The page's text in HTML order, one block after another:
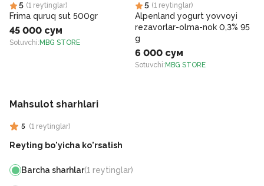
5 (1 reytinglar)
Frima quruq sut 500gr
45 000 сум
Sotuvchi: MBG STORE
5 (1 reytinglar)
Alpenland yogurt yovvoyi
rezavorlar-olma-nok 0,3% 95
g
6 000 сум
Sotuvchi: MBG STORE
Mahsulot sharhlari
5 (1 reytinglar)
Reyting bo'yicha ko'rsatish
Barcha sharhlar(1 reytinglar)